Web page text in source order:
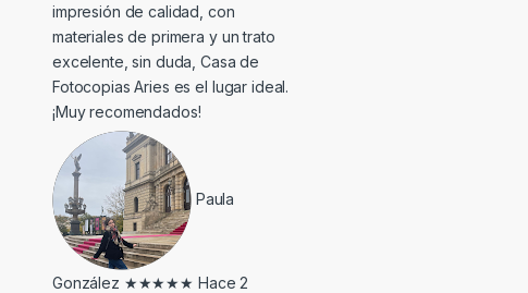
impresión de calidad, con
materiales de primera y un trato
excelente, sin duda, Casa de
Fotocopias Aries es el lugar ideal.
¡Muy recomendados!
Paula
González ★★★★★ Hace 2